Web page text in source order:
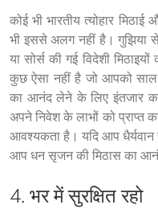
कोई भी भारतीय त्योहार
भी इससे अलग नहीं है। गुझिया से
या सोर्स की गई विदेशी
कुछ ऐसा नहीं है जो आपको साल
का आनंद लेने के लिए इंतजार
अपने निवेश के लाभों को प्राप्त
आवश्यकता है। यदि आप
आप धन सृजन की मिठास का
4. भर में सुरक्षित रहो